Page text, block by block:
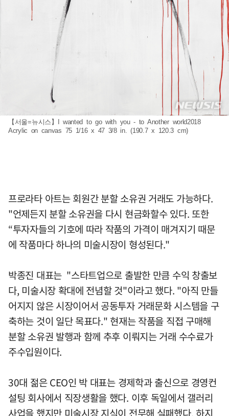
【서울=뉴시스】I wanted to go with you - to Another world2018
Acrylic on canvas 75 1/16 x 47 3/8 in. (190.7 x 120.3 cm)
프로라타 아트는 회원간 분할 소유권 거래도 가능하다.
"언제든지 분할 소유권을 다시 현금화할수 있다. 또한
“투자자들의 기호에 따라 작품의 가격이 매겨지기 때문
에 작품마다 하나의 미술시장이 형성된다."
박종진 대표는 "스타트업으로 출발한 만큼 수익 창출보
다, 미술시장 확대에 전념할 것"이라고 했다. "아직 만들
어지지 않은 시장이어서 공동투자 거래문화 시스템을 구
축하는 것이 일단 목표다." 현재는 작품을 직접 구매해
분할 소유권 발행과 함께 추후 이뤄지는 거래 수수료가
주수입원이다.
30대 젊은 CEO인 박 대표는 경제학과 출신으로 경영컨
설팅 회사에서 직장생활을 했다. 이후 독일에서 갤러리
사업을 했지만 미술시장 지식이 전무해 실패했다. 하지